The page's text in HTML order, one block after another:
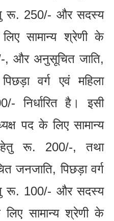
हेतु रू. 250/- और सदस्य
सामान्य श्रेणी के
, और अनुसूचित जाति,
वर्ग एवं महिला
निर्धारित है। इसी
पद के लिए सामान्य
हेतु रू. 200/-, तथा
जनजाति, पिछड़ा वर्ग
हेतु रू. 100/- और सदस्य
सामान्य श्रेणी के